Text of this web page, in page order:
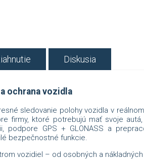
Diskusia
ochrana vozidla
sledovanie polohy vozidla v
firmy, ktoré potrebujú mať svoje
podpore GPS + GLONASS a
bezpečnostné funkcie.
vozidiel – od osobných a nákladných